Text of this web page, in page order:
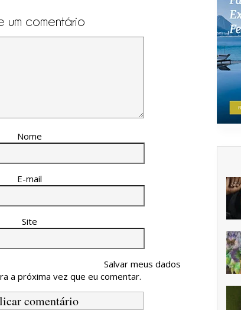
um comentário
Nome
E-mail
Site
Salvar meus dados
a próxima vez que eu comentar.